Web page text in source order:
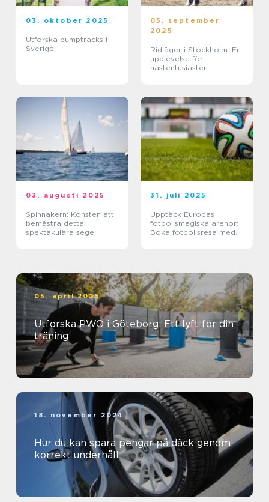
03. oktober 2025
Utforska pumptracks i
Sverige
05. september
2025
Ridläger i Stockholm: En
upplevelse för
hästentusiaster
03. augusti 2025
Spinnakern: Konsten att
bemästra detta
spektakulära segel
31. juli 2025
Upptäck Europas
fotbollsmagiska arenor:
Boka fotbollsresa med
05. april 2025
Utforska PWO i Göteborg: Ett lyft för din
träning
18. november 2024
Hur du kan spara pengar på däck genom
korrekt underhåll